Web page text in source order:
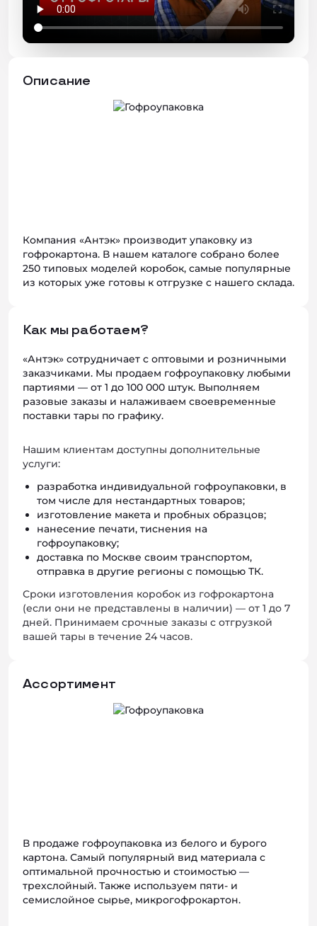
Описание
Компания «Антэк» производит упаковку из
гофрокартона. В нашем каталоге собрано более
250 типовых моделей коробок, самые популярные
из которых уже готовы к отгрузке с нашего склада.
Как мы работаем?
«Антэк» сотрудничает с оптовыми и розничными
заказчиками. Мы продаем гофроупаковку любыми
партиями — от 1 до 100 000 штук. Выполняем
разовые заказы и налаживаем своевременные
поставки тары по графику.
Нашим клиентам доступны дополнительные
услуги:
разработка индивидуальной гофроупаковки, в
том числе для нестандартных товаров;
изготовление макета и пробных образцов;
нанесение печати, тиснения на
гофроупаковку;
доставка по Москве своим транспортом,
отправка в другие регионы с помощью ТК.
Сроки изготовления коробок из гофрокартона
(если они не представлены в наличии) — от 1 до 7
дней. Принимаем срочные заказы с отгрузкой
вашей тары в течение 24 часов.
Ассортимент
В продаже гофроупаковка из белого и бурого
картона. Самый популярный вид материала с
оптимальной прочностью и стоимостью —
трехслойный. Также используем пяти- и
семислойное сырье, микрогофрокартон.